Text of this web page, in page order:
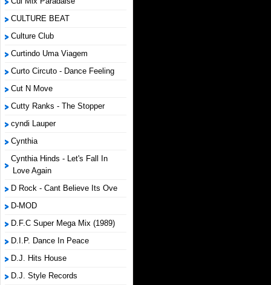
CULTURE BEAT
Culture Club
Curtindo Uma Viagem
Curto Circuto - Dance Feeling
Cut N Move
Cutty Ranks - The Stopper
cyndi Lauper
Cynthia
Cynthia Hinds - Let's Fall In
Love Again
D Rock - Cant Believe Its Ove
D-MOD
D.F.C Super Mega Mix (1989)
D.I.P. Dance In Peace
D.J. Hits House
D.J. Style Records